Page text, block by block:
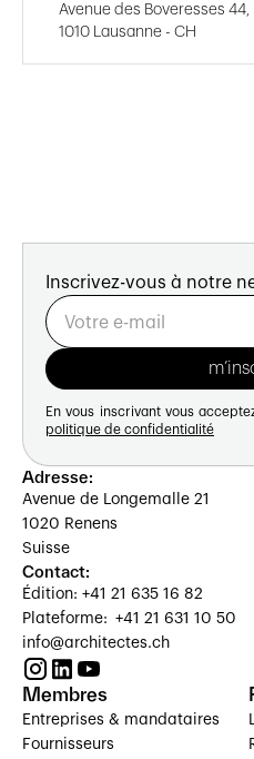
Avenue des Boveresses 44,
1010 Lausanne - CH
Inscrivez-vous à notre
En vous inscrivant vous
politique de confidentialité
Adresse:
Avenue de Longemalle 21
1020 Renens
Suisse
Contact:
Édition: +41 21 635 16 82
Plateforme: +41 21 631 10 50
info@architectes.ch
Membres
Entreprises & mandataires
Fournisseurs